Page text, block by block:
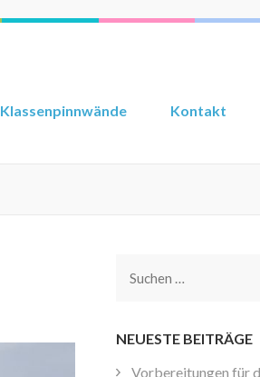
Klassenpinnwände Kontakt
Suchen
NEUESTE BEITRÄGE
Vorbereitungen für